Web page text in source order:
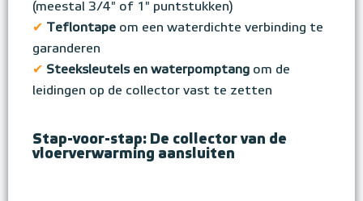
(meestal 3/4" of 1" puntstukken)
✔ Teflontape om een waterdichte verbinding te
garanderen
✔ Steeksleutels en waterpomptang om de
leidingen op de collector vast te zetten
Stap-voor-stap: De collector van de
vloerverwarming aansluiten